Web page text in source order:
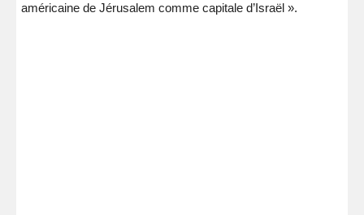
américaine de Jérusalem comme capitale d’Israël ».